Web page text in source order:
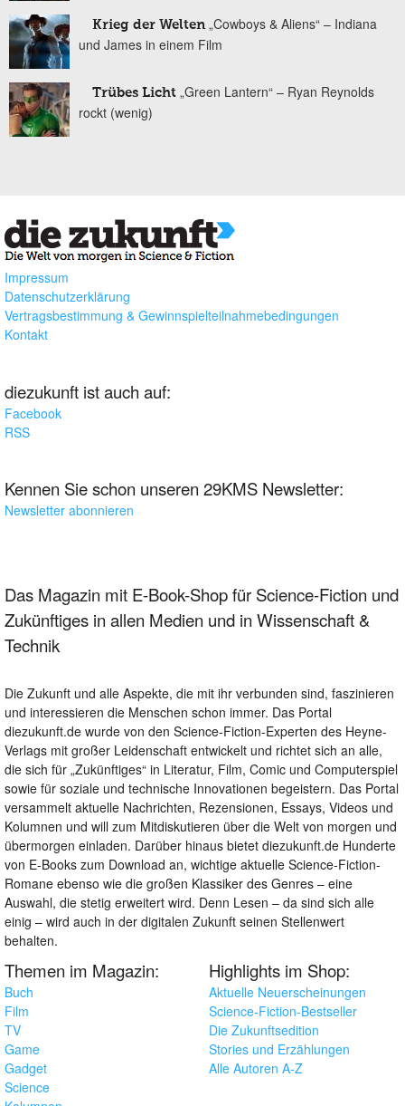
Krieg der Welten „Cowboys & Aliens“ – Indiana
und James in einem Film
Trübes Licht „Green Lantern“ – Ryan Reynolds
rockt (wenig)
Impressum
Datenschutzerklärung
Vertragsbestimmung & Gewinnspielteilnahmebedingungen
Kontakt
diezukunft ist auch auf:
Facebook
RSS
Kennen Sie schon unseren 29KMS Newsletter:
Newsletter abonnieren
Das Magazin mit E-Book-Shop für Science-Fiction und
Zukünftiges in allen Medien und in Wissenschaft &
Technik
Die Zukunft und alle Aspekte, die mit ihr verbunden sind, faszinieren
und interessieren die Menschen schon immer. Das Portal
diezukunft.de wurde von den Science-Fiction-Experten des Heyne-
Verlags mit großer Leidenschaft entwickelt und richtet sich an alle,
die sich für „Zukünftiges“ in Literatur, Film, Comic und Computerspiel
sowie für soziale und technische Innovationen begeistern. Das Portal
versammelt aktuelle Nachrichten, Rezensionen, Essays, Videos und
Kolumnen und will zum Mitdiskutieren über die Welt von morgen und
übermorgen einladen. Darüber hinaus bietet diezukunft.de Hunderte
von E-Books zum Download an, wichtige aktuelle Science-Fiction-
Romane ebenso wie die großen Klassiker des Genres – eine
Auswahl, die stetig erweitert wird. Denn Lesen – da sind sich alle
einig – wird auch in der digitalen Zukunft seinen Stellenwert
behalten.
Themen im Magazin:
Buch
Film
TV
Game
Gadget
Science
Highlights im Shop:
Aktuelle Neuerscheinungen
Science-Fiction-Bestseller
Die Zukunftsedition
Stories und Erzählungen
Alle Autoren A-Z